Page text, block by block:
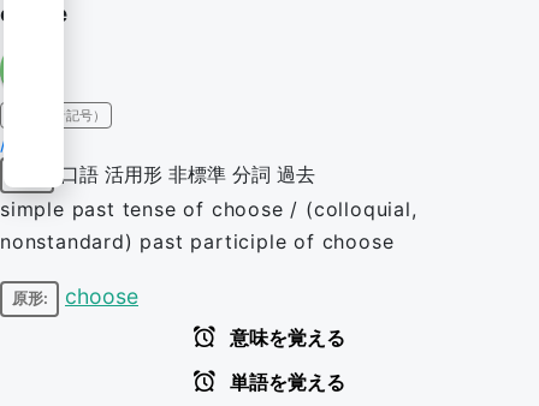
chose
IPA（発音記号）
/tʃəʊz/
口語 活用形 非標準 分詞 過去
simple past tense of choose / (colloquial,
nonstandard) past participle of choose
原形: choose
意味を覚える
単語を覚える